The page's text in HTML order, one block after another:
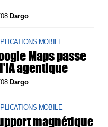
Dargo
MOBILE
Maps passe
agentique
08Dargo
MOBILE
magnétique